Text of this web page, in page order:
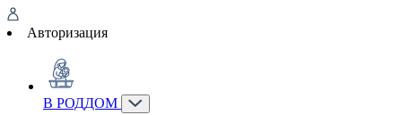
Авторизация
В РОДДОМ